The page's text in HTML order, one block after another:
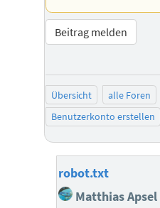
Beitrag melden
Übersicht alle Foren
Benutzerkonto erstellen
robot.txt
Matthias Apsel